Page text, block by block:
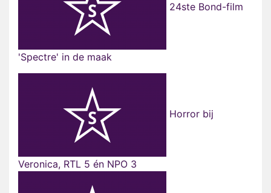
24ste Bond-film
'Spectre' in de maak
Horror bij
Veronica, RTL 5 én NPO 3